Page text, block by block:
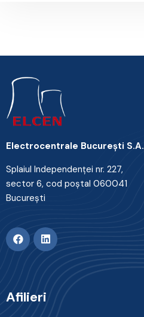
Electrocentrale Bucureşti S.A.
Splaiul Independenţei nr. 227,
sector 6, cod poştal 060041
Bucureşti
Afilieri